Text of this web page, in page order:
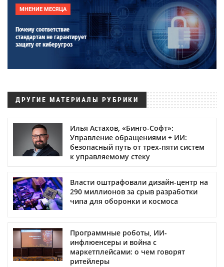
МНЕНИЕ МЕСЯЦА
Почему соответствие
стандартам не гарантирует
защиту от киберугроз
ДРУГИЕ МАТЕРИАЛЫ РУБРИКИ
Илья Астахов, «Бинго-Софт»:
Управление обращениями + ИИ:
безопасный путь от трех‑пяти систем
к управляемому стеку
Власти оштрафовали дизайн-центр на
290 миллионов за срыв разработки
чипа для оборонки и космоса
Программные роботы, ИИ-
инфлюенсеры и война с
маркетплейсами: о чем говорят
ритейлеры